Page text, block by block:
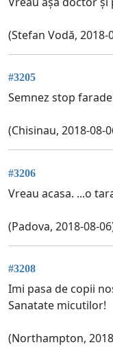
(Stefan Vodă, 2018-
#3205
Semnez stop
(Chisinau, 2018-08-
#3206
Vreau acasa. ...o
(Padova, 2018-08-
#3208
Imi pasa de copii
Sanatate micutilor!
(Northampton,